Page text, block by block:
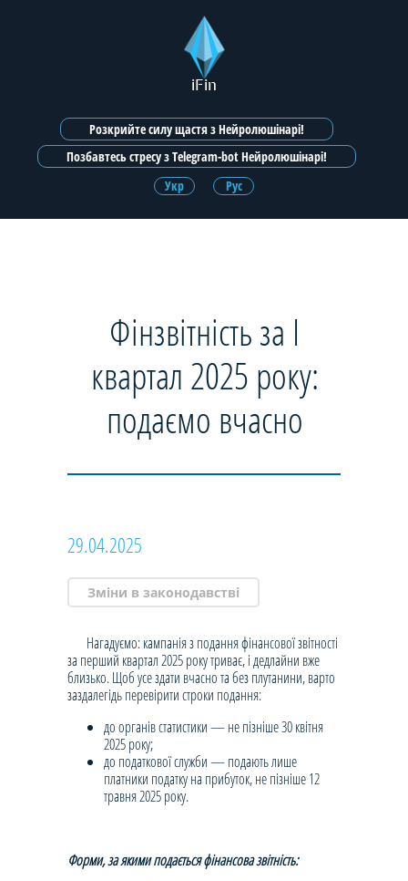
iFin
Розкрийте силу щастя з Нейролюшінарі!
Позбавтесь стресу з Telegram-bot Нейролюшінарі!
Укр
Рус
Фінзвітність за I
квартал 2025 року:
подаємо вчасно
29.04.2025
Зміни в законодавстві
Нагадуємо: кампанія з подання фінансової звітності
за перший квартал 2025 року триває, і дедлайни вже
близько. Щоб усе здати вчасно та без плутанини, варто
заздалегідь перевірити строки подання:
до органів статистики — не пізніше 30 квітня
2025 року;
до податкової служби — подають лише
платники податку на прибуток, не пізніше 12
травня 2025 року.
Форми, за якими подається фінансова звітність: